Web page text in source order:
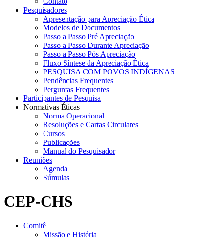
Pesquisadores
Apresentação para Apreciação Ética
Modelos de Documentos
Passo a Passo Pré Apreciação
Passo a Passo Durante Apreciação
Passo a Passo Pós Apreciação
Fluxo Síntese da Apreciação Ética
PESQUISA COM POVOS INDÍGENAS
Pendências Frequentes
Perguntas Frequentes
Participantes de Pesquisa
Normativas Éticas
Norma Operacional
Resoluções e Cartas Circulares
Cursos
Publicações
Manual do Pesquisador
Reuniões
Agenda
Súmulas
CEP-CHS
Comitê
Missão e História